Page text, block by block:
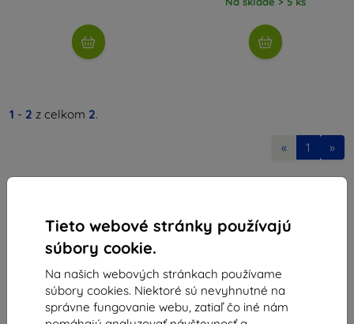
Tieto webové stránky používajú
súbory cookie.
Na našich webových stránkach používame
súbory cookies. Niektoré sú nevyhnutné na
správne fungovanie webu, zatiaľ čo iné nám
1 - 2 z celkom 2.
« 1 »
Shield-Sk s.r.o.
Ulica Rudolfa Mocka 3750/2A
841 04 Bratislava